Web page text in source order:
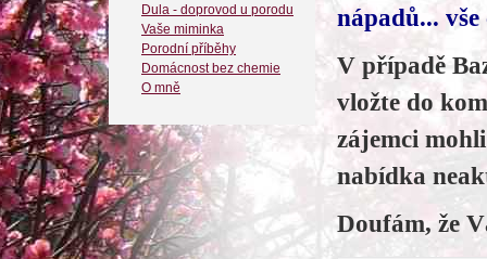
Dula - doprovod u porodu
Vaše miminka
Porodní příběhy
Domácnost bez chemie
O mně
nápadů...
V případě
vložte do
zájemci
nabídka
Doufám, že